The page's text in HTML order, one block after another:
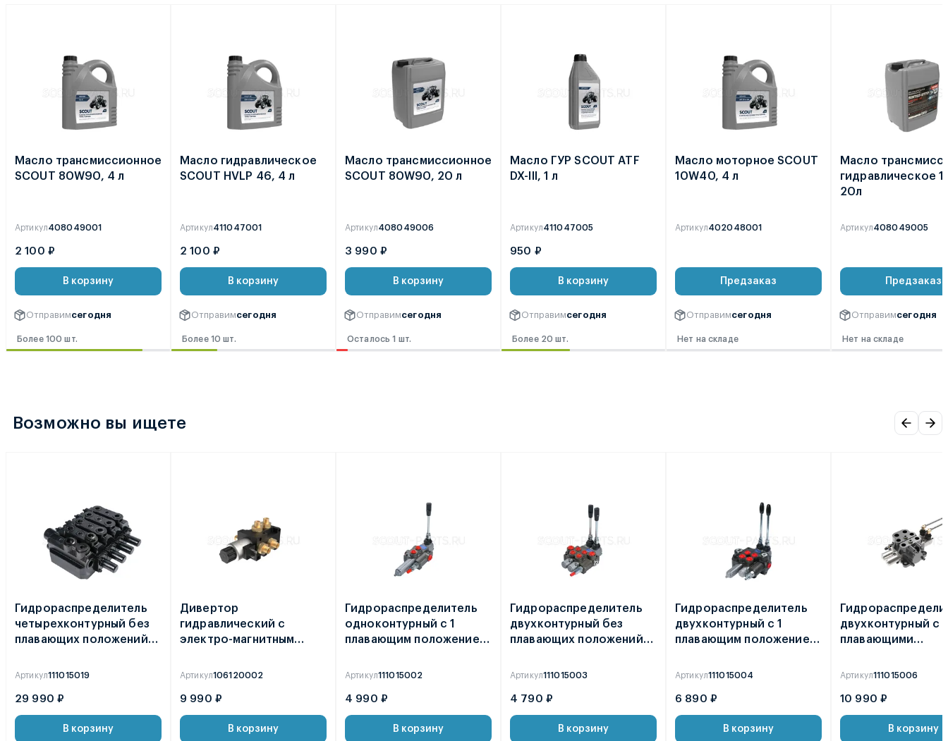
Масло трансмиссионное
SCOUT 80W90, 4 л
Артикул408049001
2 100 ₽
В корзину
Отправимсегодня
Более 100 шт.
Масло гидравлическое
SCOUT HVLP 46, 4 л
Артикул411047001
2 100 ₽
В корзину
Отправимсегодня
Более 10 шт.
Масло трансмиссионное
SCOUT 80W90, 20 л
Артикул408049006
3 990 ₽
В корзину
Отправимсегодня
Осталось 1 шт.
Масло ГУР SCOUT ATF
DX-III, 1 л
Артикул411047005
950 ₽
В корзину
Отправимсегодня
Более 20 шт.
Масло моторное SCOUT
10W40, 4 л
Артикул402048001
Предзаказ
Отправимсегодня
Нет на складе
Масло
гидравлическое
20л
Артикул408049005
Предзаказ
Отправимсегодня
Нет на складе
Возможно вы ищете
Гидрораспределитель
четырехконтурный без
плавающих положений
Артикул111015019
29 990 ₽
В корзину
Дивертор
гидравлический с
электро-магнитным
мин 12V
Артикул106120002
9 990 ₽
В корзину
Гидрораспределитель
одноконтурный с 1
плавающим положением
Артикул111015002
4 990 ₽
В корзину
Гидрораспределитель
двухконтурный без
плавающих положений
Артикул111015003
4 790 ₽
В корзину
Гидрораспределитель
двухконтурный с 1
плавающим положением
Артикул111015004
6 890 ₽
В корзину
двухконтурный с
плавающими
Артикул111015006
10 990 ₽
В корзину